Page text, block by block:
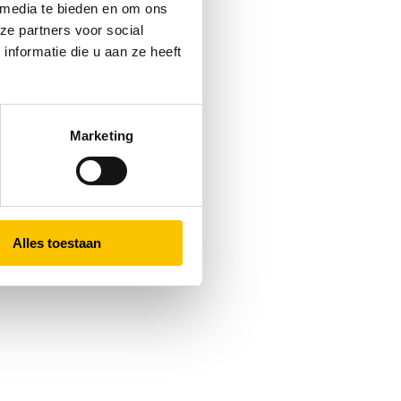
te bieden en om ons
partners voor social
die u aan ze heeft
Marketing
Alles toestaan